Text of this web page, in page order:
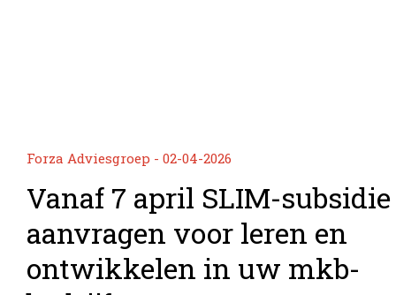
Forza Adviesgroep - 02-04-2026
Vanaf 7 april SLIM-subsidie
aanvragen voor leren en
ontwikkelen in uw mkb-